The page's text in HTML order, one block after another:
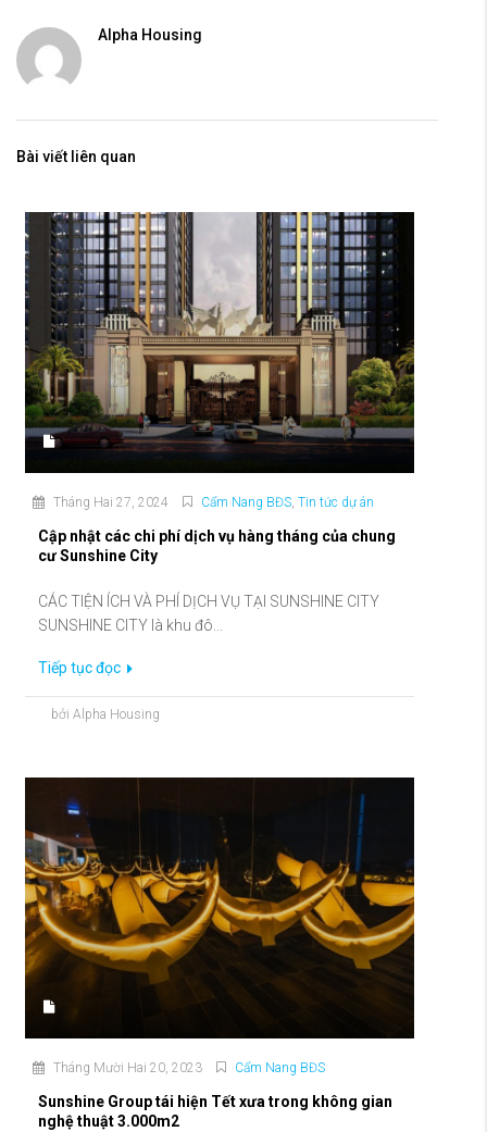
Alpha Housing
Bài viết liên quan
Tháng Hai 27, 2024 Cẩm Nang BĐS Tin tức dự án
Cập nhật các chi phí dịch vụ hàng tháng của chung
cư Sunshine City
CÁC TIỆN ÍCH VÀ PHÍ DỊCH VỤ TẠI SUNSHINE CITY
SUNSHINE CITY là khu đô...
Tiếp tục đọc
bởi Alpha Housing
Tháng Mười Hai 20, 2023 Cẩm Nang BĐS
Sunshine Group tái hiện Tết xưa trong không gian
nghệ thuật 3.000m2